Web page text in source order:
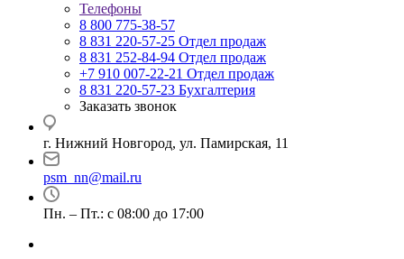
Телефоны
8 800 775-38-57
8 831 220-57-25 Отдел продаж
8 831 252-84-94 Отдел продаж
+7 910 007-22-21 Отдел продаж
8 831 220-57-23 Бухгалтерия
Заказать звонок
г. Нижний Новгород, ул. Памирская, 11
psm_nn@mail.ru
Пн. – Пт.: с 08:00 до 17:00